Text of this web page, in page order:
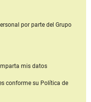
por parte del Grupo
mis datos
conforme su Política de